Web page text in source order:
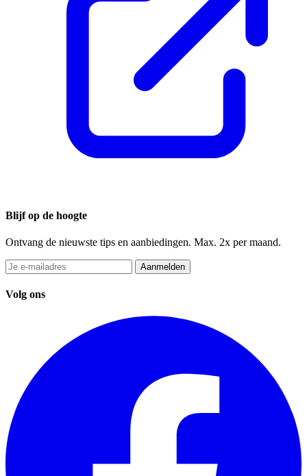
Blijf op de hoogte
Ontvang de nieuwste tips en aanbiedingen. Max. 2x per maand.
Aanmelden
Volg ons